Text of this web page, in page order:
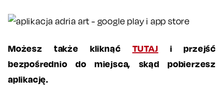
Możesz także kliknąć TUTAJ i przejść
bezpośrednio do miejsca, skąd pobierzesz
aplikację.